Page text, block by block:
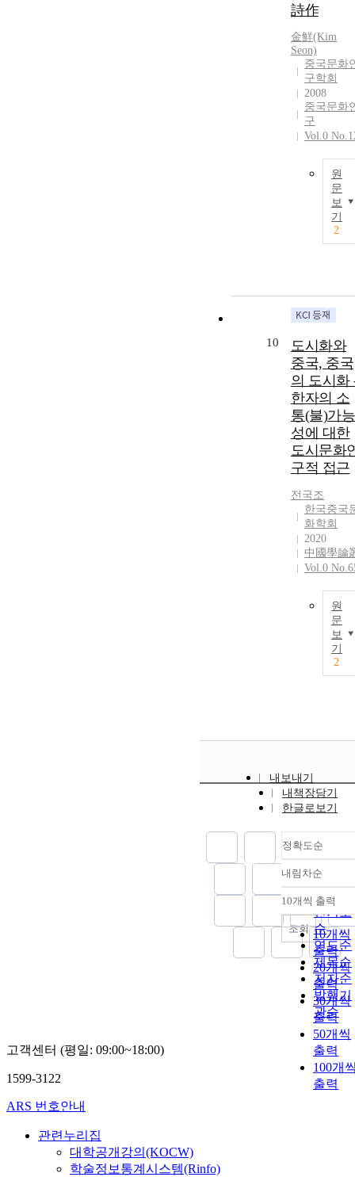
詩作
金鮮(Kim
Seon)
중국문화
구학회
2008
중국문화
구
Vol.0
원
문
보
기
2
10
도시화와
중국, 중국
의 도시화
한자의 소
통(불)가능
성에 대한
도시문화
구적 접근
전국조
한국중국
화학회
2020
中國學論
Vol.0
원
문
보
기
2
내보내기
내책장담기
한글로보기
정확도순
정확도
순
인기도
순
연도순
제목순
저자순
발행기
관순
내림차순
내림차
10개씩 출력
10개씩
출력
20개씩
출력
30개씩
출력
50개씩
출력
100개
출력
조회
고객센터 (평일: 09:00~18:00)
1599-3122
ARS 번호안내
관련누리집
대학공개강의(KOCW)
학술정보통계시스템(Rinfo)